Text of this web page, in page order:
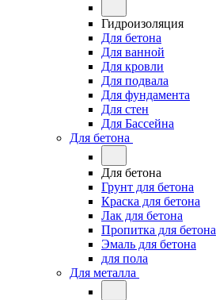
Гидроизоляция
Для бетона
Для ванной
Для кровли
Для подвала
Для фундамента
Для стен
Для Бассейна
Для бетона
Для бетона
Грунт для бетона
Краска для бетона
Лак для бетона
Пропитка для бетона
Эмаль для бетона
для пола
Для металла